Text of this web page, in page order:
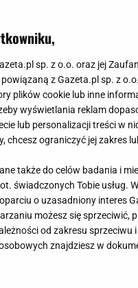
sp. z o.o. oraz jej
z Gazeta.pl sp. z
plików cookie lub inne
wyświetlania reklam
lub personalizacji treści w
chcesz ograniczyć jej zakres
także do celów badania i
świadczonych Tobie usług.
o uzasadniony interes
możesz się sprzeciwić,
od zakresu
znajdziesz w